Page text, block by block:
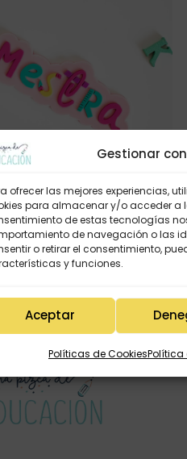
Gestionar
ofrecer las mejores experiencias,
para almacenar y/o acceder a
de estas tecnologías
de navegación o las
o retirar el consentimiento,
y funciones.
Aceptar
Políticas de Cookies
MESTRA silicona